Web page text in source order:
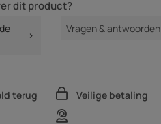
dit product?
Vragen & antwoorden
terug
Veilige betaling